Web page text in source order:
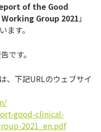
of the Good
Group 2021 」
ます。
です。
、下記URLのウェブサイ
good-clinical-
2021_ en.pdf